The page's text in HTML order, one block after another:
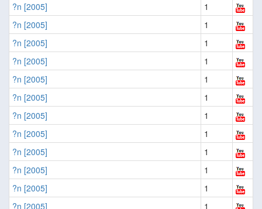
?n [2005]
1
?n [2005]
1
?n [2005]
1
?n [2005]
1
?n [2005]
1
?n [2005]
1
?n [2005]
1
?n [2005]
1
?n [2005]
1
?n [2005]
1
?n [2005]
1
?n [2005]
1